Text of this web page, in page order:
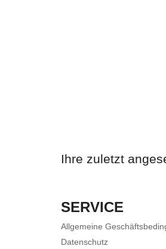
Ihre zuletzt
SERVICE
Allgemeine
Datenschutz